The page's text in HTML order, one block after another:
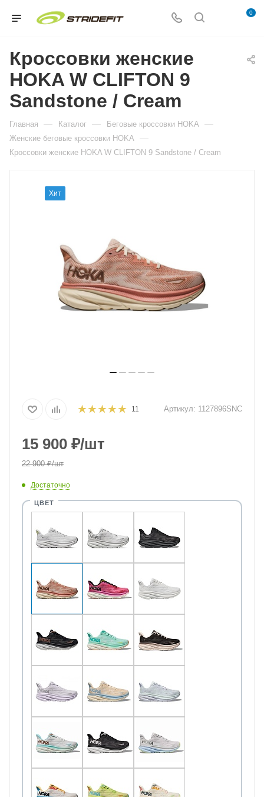
0
Кроссовки женские
HOKA W CLIFTON 9
Sandstone / Cream
Главная — Каталог — Беговые кроссовки HOKA —
Женские беговые кроссовки HOKA —
Кроссовки женские HOKA W CLIFTON 9 Sandstone / Cream
Хит
11 Артикул: 1127896SNC
15 900 ₽/шт
22 900₽/шт
Достаточно